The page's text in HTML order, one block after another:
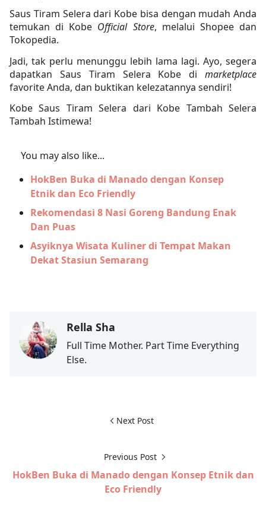
Saus Tiram Selera dari Kobe bisa dengan mudah Anda
temukan di Kobe Official Store, melalui Shopee dan
Tokopedia.
Jadi, tak perlu menunggu lebih lama lagi. Ayo, segera
dapatkan Saus Tiram Selera Kobe di marketplace
favorite Anda, dan buktikan kelezatannya sendiri!
Kobe Saus Tiram Selera dari Kobe Tambah Selera
Tambah Istimewa!
You may also like...
HokBen Buka di Manado dengan Konsep
Etnik dan Eco Friendly
Rekomendasi 8 Nasi Goreng Bandung Enak
Dan Puas
Asyiknya Wisata Kuliner di Tempat Makan
Dekat Stasiun Semarang
Rella Sha
Full Time Mother. Part Time Everything
Else.
Next Post
Previous Post
HokBen Buka di Manado dengan Konsep Etnik dan
Eco Friendly